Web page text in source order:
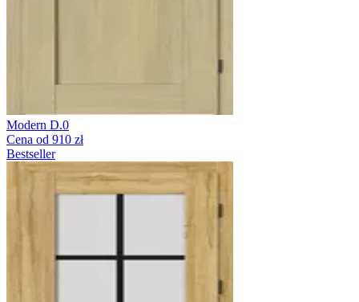
Modern D.0
Cena od 910 zł
Bestseller